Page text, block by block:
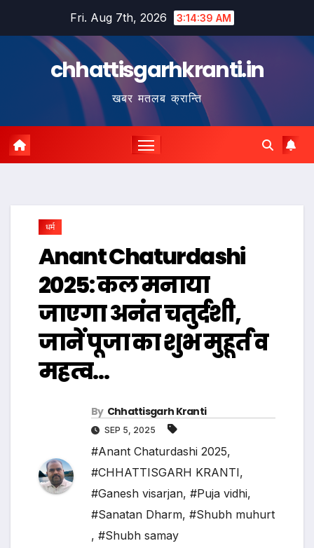
Fri. Aug 7th, 2026 3:14:40 AM
chhattisgarhkranti.in
खबर मतलब क्रान्ति
धर्म
Anant Chaturdashi
2025: कल मनाया
जाएगा अनंत चतुर्दशी,
जानें पूजा का शुभ मुहूर्त व
महत्व…
By Chhattisgarh Kranti
SEP 5, 2025
#Anant Chaturdashi 2025,
#CHHATTISGARH KRANTI,
#Ganesh visarjan, #Puja vidhi,
#Sanatan Dharm, #Shubh muhurt
, #Shubh samay